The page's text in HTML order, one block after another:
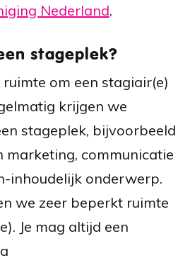
Nederland.
stageplek?
om een stagiair(e)
krijgen we
stageplek, bijvoorbeeld
marketing, communicatie
inhoudelijk onderwerp.
we zeer beperkt ruimte
Je mag altijd een